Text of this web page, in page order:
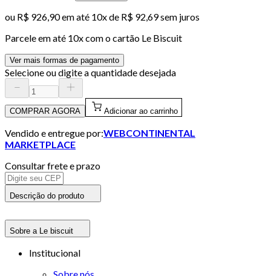
ou R$ 926,90em até 10x de R$ 92,69 sem juros
Parcele em até 10x com o cartão Le Biscuit
Ver mais formas de pagamento
Selecione ou digite a quantidade desejada
COMPRAR AGORA Adicionar ao carrinho
Vendido e entregue por:WEBCONTINENTAL
MARKETPLACE
Consultar frete e prazo
Descrição do produto
Sobre a Le biscuit
Institucional